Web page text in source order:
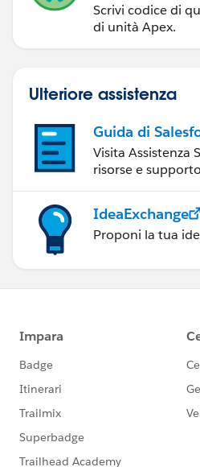
Scrivi codice di
di unità Apex.
Ulteriore assistenza
Guida di
Visita Assistenza
risorse e
IdeaExchange
Proponi la tua